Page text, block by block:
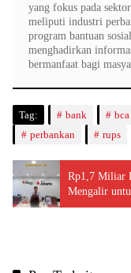
yang fokus pada
meliputi industri
program bantuan
menghadirkan
bermanfaat bagi
Tag: bank bca
perbankan
rups
Rp1,7 Miliar
Mengalir